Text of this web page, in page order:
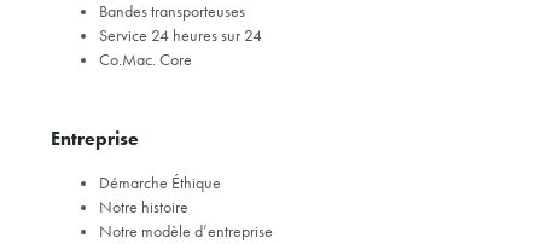
Bandes transporteuses
Service 24 heures sur 24
Co.Mac. Core
Entreprise
Démarche Éthique
Notre histoire
Notre modèle d’entreprise